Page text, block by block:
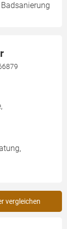
vergleichen